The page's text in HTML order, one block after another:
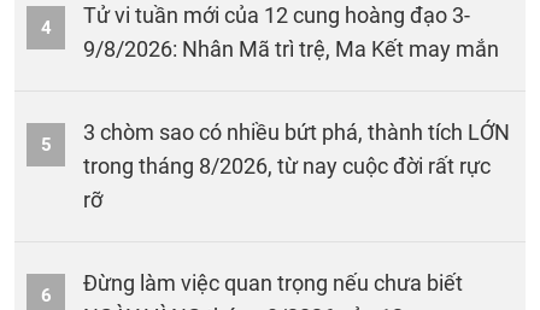
4
Tử vi tuần mới của 12 cung hoàng đạo 3-
9/8/2026: Nhân Mã trì trệ, Ma Kết may mắn
5
3 chòm sao có nhiều bứt phá, thành tích LỚN
trong tháng 8/2026, từ nay cuộc đời rất rực
rỡ
6
Đừng làm việc quan trọng nếu chưa biết